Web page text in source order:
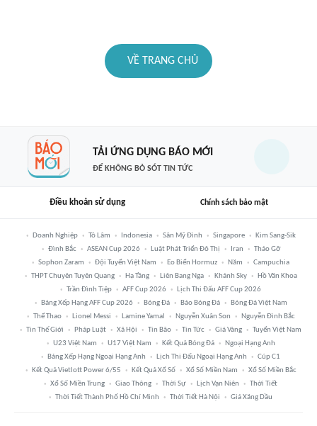
VỀ TRANG CHỦ
TẢI ỨNG DỤNG BÁO MỚI
ĐỂ KHÔNG BỎ SÓT TIN TỨC
Điều khoản sử dụng Chính sách bảo mật
Doanh Nghiệp Tô Lâm Indonesia Sân Mỹ Đình Singapore
Kim Sang-Sik
Đình Bắc
ASEAN Cup 2026 Luật Phát Triển Đô Thị Iran
Tháo Gỡ
Sophon Zaram
Đội Tuyển Việt Nam Eo Biển Hormuz Năm
Campuchia
THPT Chuyên Tuyên Quang
Hạ Tầng Liên Bang Nga Khánh Sky
Hồ Văn Khoa
Trần Đình Tiệp
AFF Cup 2026
Lịch Thi Đấu AFF Cup 2026
Bảng Xếp Hạng AFF Cup 2026
Bóng Đá Báo Bóng Đá
Bóng Đá Việt Nam
Thể Thao
Lionel Messi Lamine Yamal Nguyễn Xuân Son
Nguyễn Đình Bắc
Tin Thế Giới
Pháp Luật Xã Hội Tin Bão Tin Tức Giá Vàng
Tuyển Việt Nam
U23 Việt Nam
U17 Việt Nam Kết Quả Bóng Đá
Ngoại Hạng Anh
Bảng Xếp Hạng Ngoại Hạng Anh
Lịch Thi Đấu Ngoại Hạng Anh
Cúp C1
Kết Quả Vietlott Power 6/55
Kết Quả Xổ Số Xổ Số Miền Nam
Xổ Số Miền Bắc
Xổ Số Miền Trung
Giao Thông Thời Sự Lịch Vạn Niên
Thời Tiết
Thời Tiết Thành Phố Hồ Chí Minh
Thời Tiết Hà Nội Giá Xăng Dầu